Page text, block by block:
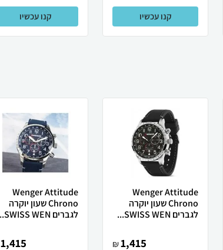
קנו עכשיו קנו עכשיו
Wenger Attitude
Chrono שעון יוקרה
לגברים SWISS WEN...
1,415
₪
Wenger Attitude
Chrono שעון יוקרה
לגברים SWISS WEN...
1,415